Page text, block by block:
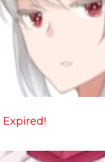
Expired!